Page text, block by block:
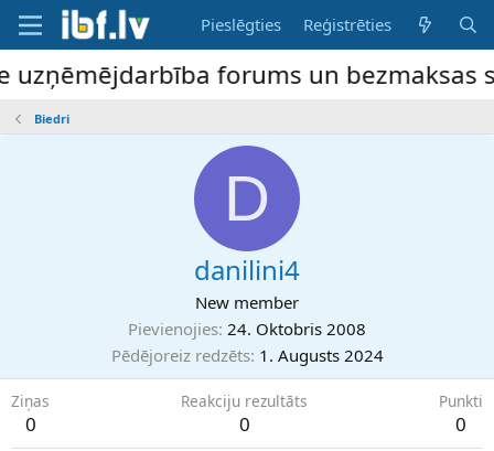
Pieslēgties Reģistrēties
forums un bezmaksas
Biedri
D
danilini4
New member
Pievienojies 24. Oktobris 2008
Pēdējoreiz redzēts 1. Augusts 2024
Ziņas
0
Reakciju rezultāts
0
Punkti
0